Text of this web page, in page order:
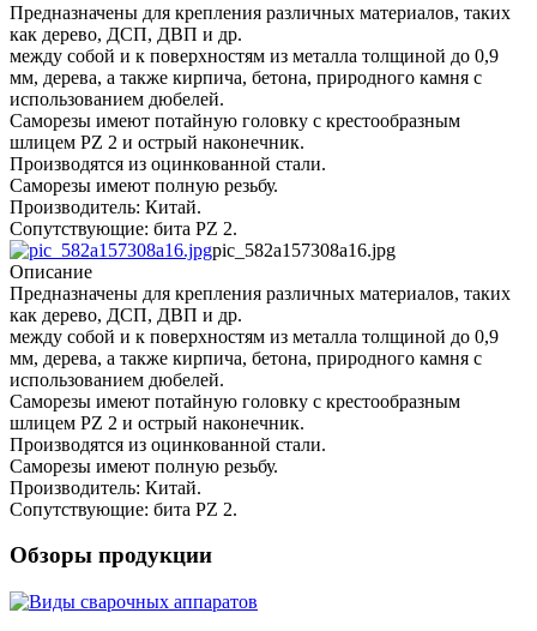
Предназначены для крепления различных материалов, таких
как дерево, ДСП, ДВП и др.
между собой и к поверхностям из металла толщиной до 0,9
мм, дерева, а также кирпича, бетона, природного камня с
использованием дюбелей.
Саморезы имеют потайную головку с крестообразным
шлицем PZ 2 и острый наконечник.
Производятся из оцинкованной стали.
Саморезы имеют полную резьбу.
Производитель: Китай.
Сопутствующие: бита PZ 2.
pic_582a157308a16.jpg
Описание
Предназначены для крепления различных материалов, таких
как дерево, ДСП, ДВП и др.
между собой и к поверхностям из металла толщиной до 0,9
мм, дерева, а также кирпича, бетона, природного камня с
использованием дюбелей.
Саморезы имеют потайную головку с крестообразным
шлицем PZ 2 и острый наконечник.
Производятся из оцинкованной стали.
Саморезы имеют полную резьбу.
Производитель: Китай.
Сопутствующие: бита PZ 2.
Обзоры продукции